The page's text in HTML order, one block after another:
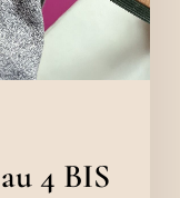
4 BIS